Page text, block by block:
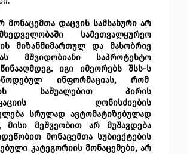
მონაცემთა დაცვის სამსახური არ
სამეთვალყურეო
მიზანმიმართულ და მასობრივ
მშვიდობიანი საპროტესტო
იგი იმეორებს შსს-ს
ინფორმაციას, რომ
საშუალებით პირის
ღონისძიების
სრულად ავტომატიზებულად
მისი მეშვეობით არ მუშავდება
მონაცემთა სუბიექტების
კატეგორიის მონაცემები, არ